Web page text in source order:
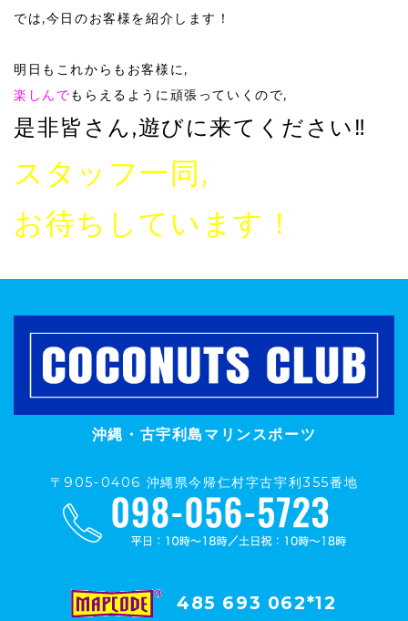
では,今日のお客様を紹介します！
明日もこれからもお客様に,
楽しんでもらえるように頑張っていくので,
是非皆さん,遊びに来てください‼️
スタッフ一同,
お待ちしています！
沖縄・古宇利島マリンスポーツ
〒905-0406 沖縄県今帰仁村字古宇利355番地
485 693 062*12